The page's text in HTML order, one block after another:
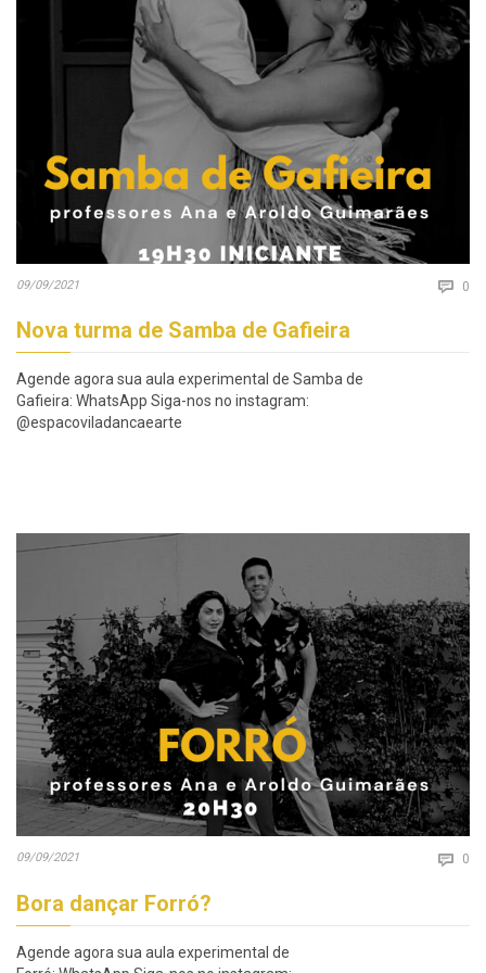
09/09/2021  0
Nova turma de Samba de Gafieira
Agende agora sua aula experimental de Samba de
Gafieira: WhatsApp Siga-nos no instagram:
@espacoviladancaearte
09/09/2021  0
Bora dançar Forró?
Agende agora sua aula experimental de